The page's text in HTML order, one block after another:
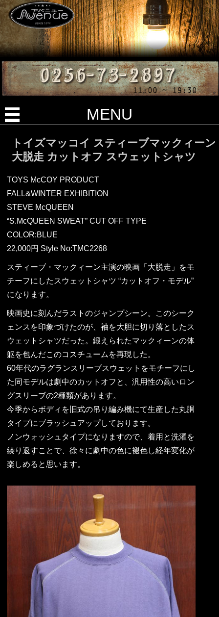
MENU
トイズマッコイ スティーブマックィーン
大脱走 カットオフ スウェットシャツ
TOYS McCOY PRODUCT
FALL&WINTER EXHIBITION
STEVE McQUEEN
“S.McQUEEN SWEAT” CUT OFF TYPE
COLOR:BLUE
22,000円 Style No:TMC2268
スティーブ・マックィーン主演の映画「大脱走」をモ
チーフにしたスウェットシャツ “カットオフ・モデル”
になります。
映画史に刻んだラストのジャンプシーン。このシーク
ェンスを印象づけたのが、袖を大胆に切り落としたス
ウェットシャツだった。鍛えられたマックィーンの体
躯を包んだこのコスチュームを再現した。
60年代のラグランスリーブスウェットをモチーフにし
た同モデルは劇中のカットオフと、汎用性の高いロン
グスリーブの2種類があります。
今季からボディを旧式の吊り編み機にて生産した丸胴
タイプにブラッシュアップしております。
ノンウォッシュタイプになりますので、着用と洗濯を
繰り返すことで、徐々に劇中の色に褪色し経年変化が
楽しめると思います。